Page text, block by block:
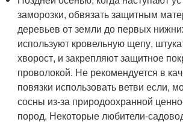
заморозки, обвязать защитным
деревьев от земли до первых
используют кровельную щепу,
хворост, и закрепляют защитное
проволокой. Не рекомендуется в
повязки использовать ветви если,
сосны из-за природоохранной
пород. Некоторые любители-